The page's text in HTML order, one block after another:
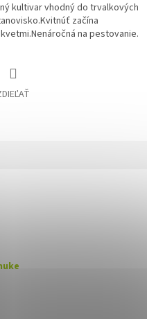
kultivar vhodný do trvalkových
začína
na pestovanie.